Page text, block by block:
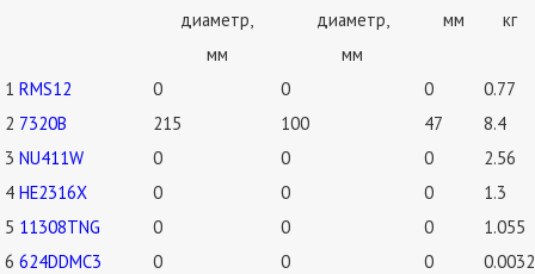
диаметр,
мм
диаметр,
мм
мм
кг
1 RMS12 0 0 0
0.77
2 7320B 215 100 47
8.4
3 NU411W 0 0 0
2.56
4 HE2316X 0 0 0
1.3
5 11308TNG 0 0 0
1.055
6 624DDMC3 0 0 0
0.0032